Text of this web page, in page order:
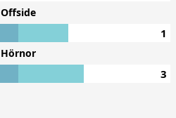
Offside
1
Hörnor
3